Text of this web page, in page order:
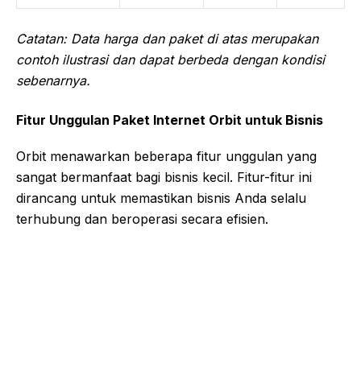
Catatan: Data harga dan paket di atas merupakan
contoh ilustrasi dan dapat berbeda dengan kondisi
sebenarnya.
Fitur Unggulan Paket Internet Orbit untuk Bisnis
Orbit menawarkan beberapa fitur unggulan yang
sangat bermanfaat bagi bisnis kecil. Fitur-fitur ini
dirancang untuk memastikan bisnis Anda selalu
terhubung dan beroperasi secara efisien.